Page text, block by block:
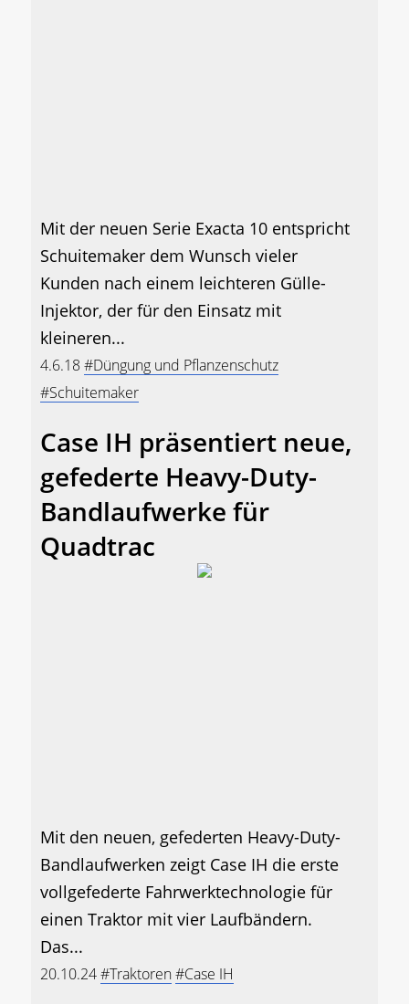
Mit der neuen Serie Exacta 10 entspricht
Schuitemaker dem Wunsch vieler
Kunden nach einem leichteren Gülle-
Injektor, der für den Einsatz mit
kleineren...
4.6.18#Düngung und Pflanzenschutz
#Schuitemaker
Case IH präsentiert neue,
gefederte Heavy-Duty-
Bandlaufwerke für
Quadtrac
Mit den neuen, gefederten Heavy-Duty-
Bandlaufwerken zeigt Case IH die erste
vollgefederte Fahrwerktechnologie für
einen Traktor mit vier Laufbändern.
Das...
20.10.24#Traktoren#Case IH